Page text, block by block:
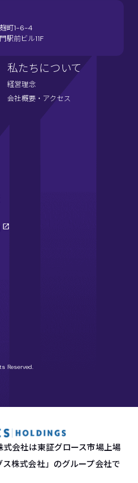
町1-6-4
駅前ビル11F
私たちについて
経営理念
会社概要・アクセス
Reserved.
会社は東証グロース市場上場
株式会社」のグループ会社で